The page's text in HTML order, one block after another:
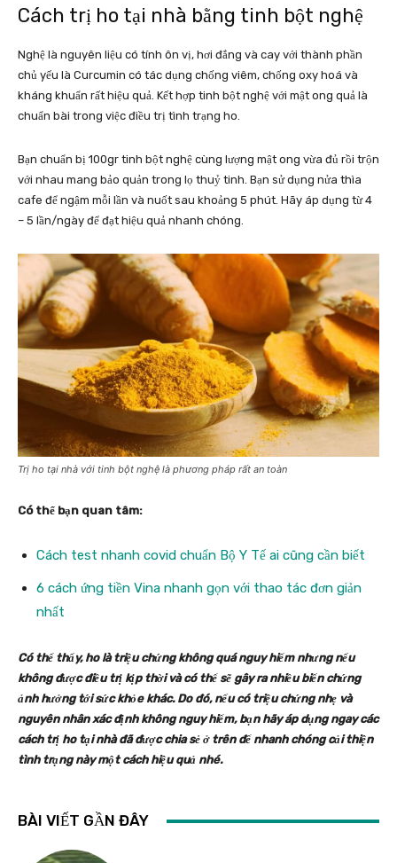
Cách trị ho tại nhà bằng tinh bột nghệ
Nghệ là nguyên liệu có tính ôn vị, hơi đắng và cay với thành phần
chủ yếu là Curcumin có tác dụng chống viêm, chống oxy hoá và
kháng khuẩn rất hiệu quả. Kết hợp tinh bột nghệ với mật ong quả là
chuẩn bài trong việc điều trị tình trạng ho.
Bạn chuẩn bị 100gr tinh bột nghệ cùng lượng mật ong vừa đủ rồi trộn
với nhau mang bảo quản trong lọ thuỷ tinh. Bạn sử dụng nửa thìa
cafe để ngậm mỗi lần và nuốt sau khoảng 5 phút. Hãy áp dụng từ 4
– 5 lần/ngày để đạt hiệu quả nhanh chóng.
Trị ho tại nhà với tinh bột nghệ là phương pháp rất an toàn
Có thể bạn quan tâm:
Cách test nhanh covid chuẩn Bộ Y Tế ai cũng cần biết
6 cách ứng tiền Vina nhanh gọn với thao tác đơn giản
nhất
Có thể thấy, ho là triệu chứng không quá nguy hiểm nhưng nếu
không được điều trị kịp thời và có thể sẽ gây ra nhiều biến chứng
ảnh hưởng tới sức khỏe khác. Do đó, nếu có triệu chứng nhẹ và
nguyên nhân xác định không nguy hiểm, bạn hãy áp dụng ngay các
cách trị ho tại nhà đã được chia sẻ ở trên để nhanh chóng cải thiện
tình trạng này một cách hiệu quả nhé.
BÀI VIẾT GẦN ĐÂY